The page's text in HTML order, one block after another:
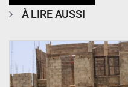
À LIRE AUSSI